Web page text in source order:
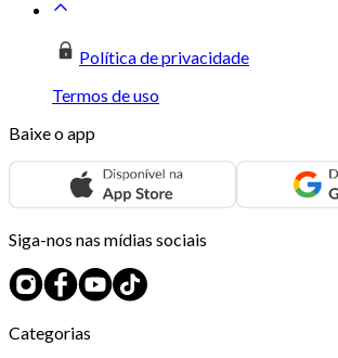
Política de privacidade
Termos de uso
Baixe o app
Siga-nos nas mídias sociais
Categorias